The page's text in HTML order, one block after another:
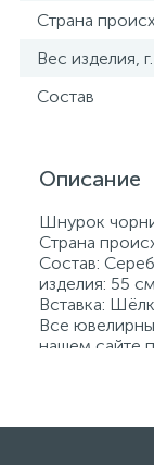
Страна
Вес изделия, г.
Состав
Описание
Шнурок
Страна
Состав:
изделия: 55 см
Вставка:
Все
нашем сайте
качества, а
ювелирному